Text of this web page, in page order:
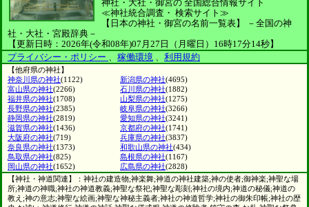
神社・大社・御宮の 全国総合情報サイト
≪神社統合調査・ 検索サイト≫
【日本の神社・御宮の名前一覧表】
－全国の神
社・大社・宮殿辞典－
【更新日時：2026年(令和08年)07月27日（月曜日）16時17分14秒】
プライバシー・ポリシー 、 稼働環境 、 利用規約
【他府県の神社】
神奈川県の神社(1122) 新潟県の神社(4695)
富山県の神社(2266) 石川県の神社(1882)
福井県の神社(1708) 山梨県の神社(1275)
長野県の神社(2385) 岐阜県の神社(3266)
静岡県の神社(2819) 愛知県の神社(3241)
滋賀県の神社(1436) 京都府の神社(1741)
大阪府の神社(719) 兵庫県の神社(3837)
奈良県の神社(1373) 和歌山県の神社(434)
鳥取県の神社(825) 島根県の神社(1167)
岡山県の神社(1652) 広島県の神社(2828)
【神社・神道関連】：神社の建造物;神楽舞;神道の神社建築;神の使者;御神楽;神聖な場
所;神道の神職;神社の神道教義;神聖な祭祀;神聖な彫刻;神社の境内;神道の秘儀;神道の
教え;神の意志;神聖な絵画;神聖な神秘主義者;神社の神道哲学;神社の御朱印帳;神社の歴